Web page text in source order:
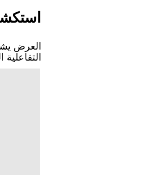
اﻟﻌﺮﺽ
اﻟﺘﻔﺎﻋﻠﻴﺔ